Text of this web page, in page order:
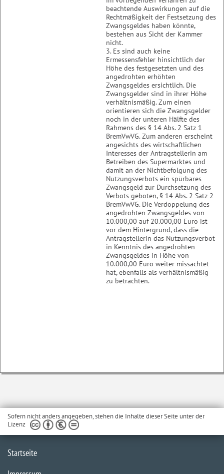
beachtende Auswirkungen auf die
Rechtmäßigkeit der Festsetzung des
Zwangsgeldes haben könnte,
bestehen aus Sicht der Kammer
nicht.
3. Es sind auch keine
Ermessensfehler hinsichtlich der
Höhe des festgesetzten und des
angedrohten erhöhten
Zwangsgeldes ersichtlich. Die
Zwangsgelder sind in ihrer Höhe
verhältnismäßig. Zum einen
orientieren sich die Zwangsgelder
noch in der unteren Hälfte des
Rahmens des § 14 Abs. 2 Satz 1
BremVwVG. Zum anderen erscheint
angesichts des wirtschaftlichen
Interesses der Antragstellerin am
Betreiben des Supermarktes und
damit an der Nichtbefolgung des
Nutzungsverbots ein spürbares
Zwangsgeld zur Durchsetzung des
Verbots geboten, § 14 Abs. 2 Satz 2
BremVwVG. Die Verdoppelung des
angedrohten Zwangsgeldes von
10.000,00 auf 20.000,00 Euro ist
vor dem Hintergrund, dass die
Antragstellerin das Nutzungsverbot
in Kenntnis des angedrohten
Zwangsgeldes in Höhe von
10.000,00 Euro weiter missachtet
hat, ebenfalls als verhältnismäßig
zu betrachten.
Sofern nicht anders angegeben, stehen die Inhalte dieser Seite unter der
Lizenz
Startseite